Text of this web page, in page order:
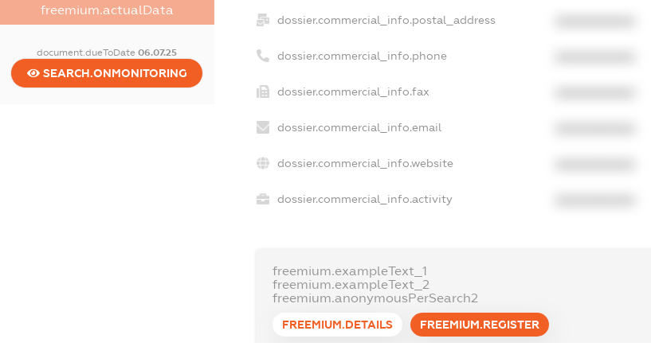
freemium.actualData
document.dueToDate06.07.25
SEARCH.ONMONITORING
dossier.commercial_info.postal_address
dossier.commercial_info.phone
dossier.commercial_info.fax
dossier.commercial_info.email
dossier.commercial_info.website
dossier.commercial_info.activity
freemium.exampleText_1
freemium.exampleText_2
freemium.anonymousPerSearch2
FREEMIUM.DETAILS FREEMIUM.REGISTER